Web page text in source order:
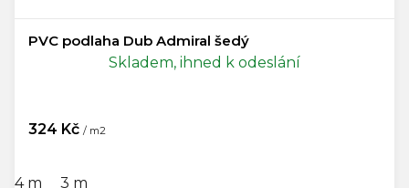
PVC podlaha Dub Admiral šedý
Skladem, ihned k odeslání
324 Kč / m2
4 m 3 m